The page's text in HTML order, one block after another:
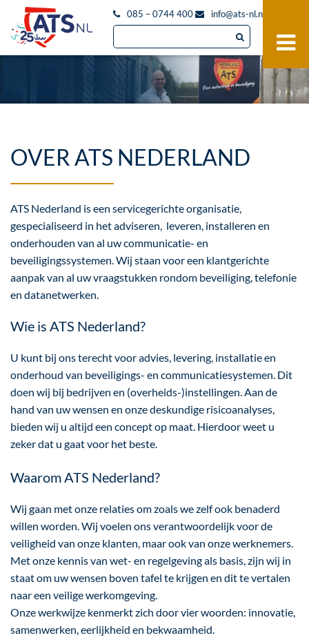
085 – 0744 400 info@ats-nl.nl
OVER ATS NEDERLAND
ATS Nederland is een servicegerichte organisatie,
gespecialiseerd in het adviseren, leveren, installeren en
onderhouden van al uw communicatie- en
beveiligingssystemen. Wij staan voor een klantgerichte
aanpak van al uw vraagstukken rondom beveiliging, telefonie
en datanetwerken.
Wie is ATS Nederland?
U kunt bij ons terecht voor advies, levering, installatie en
onderhoud van beveiligings- en communicatiesystemen. Dit
doen wij bij bedrijven en (overheids-)instellingen. Aan de
hand van uw wensen en onze deskundige risicoanalyses,
bieden wij u altijd een concept op maat. Hierdoor weet u
zeker dat u gaat voor het beste.
Waarom ATS Nederland?
Wij gaan met onze relaties om zoals we zelf ook benaderd
willen worden. Wij voelen ons verantwoordelijk voor de
veiligheid van onze klanten, maar ook van onze werknemers.
Met onze kennis van wet- en regelgeving als basis, zijn wij in
staat om uw wensen boven tafel te krijgen en dit te vertalen
naar een veilige werkomgeving.
Onze werkwijze kenmerkt zich door vier woorden: innovatie,
samenwerken, eerlijkheid en bekwaamheid.